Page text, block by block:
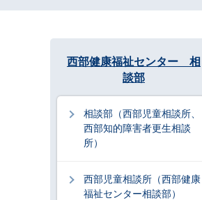
西部健康福祉センター 相
談部
相談部（西部児童相談所、
西部知的障害者更生相談
所）
西部児童相談所（西部健康
福祉センター相談部）